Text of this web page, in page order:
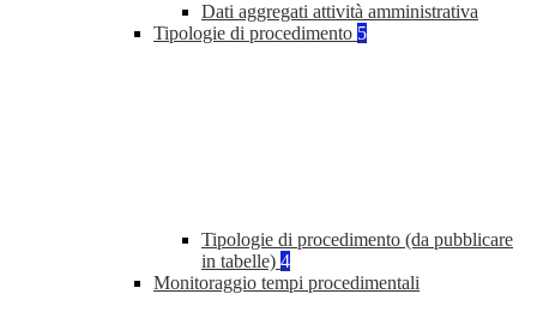
Dati aggregati attività amministrativa
Tipologie di procedimento 5
Tipologie di procedimento (da pubblicare
in tabelle) 4
Monitoraggio tempi procedimentali